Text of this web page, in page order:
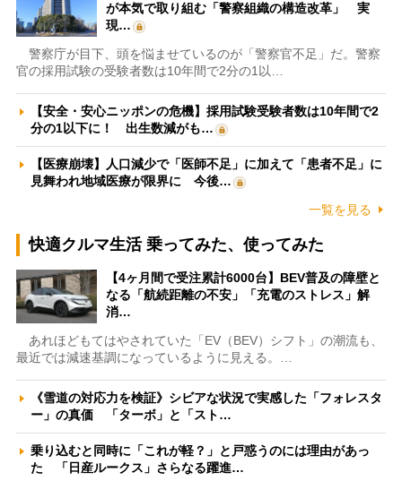
が本気で取り組む「警察組織の構造改革」 実
現…
警察庁が目下、頭を悩ませているのが「警察官不足」だ。警察
官の採用試験の受験者数は10年間で2分の1以…
【安全・安心ニッポンの危機】採用試験受験者数は10年間で2
分の1以下に！ 出生数減がも…
【医療崩壊】人口減少で「医師不足」に加えて「患者不足」に
見舞われ地域医療が限界に 今後…
一覧を見る
快適クルマ生活 乗ってみた、使ってみた
【4ヶ月間で受注累計6000台】BEV普及の障壁と
なる「航続距離の不安」「充電のストレス」解
消…
あれほどもてはやされていた「EV（BEV）シフト」の潮流も、
最近では減速基調になっているように見える。…
《雪道の対応力を検証》シビアな状況で実感した「フォレスタ
ー」の真価 「ターボ」と「スト…
乗り込むと同時に「これが軽？」と戸惑うのには理由があっ
た 「日産ルークス」さらなる躍進…